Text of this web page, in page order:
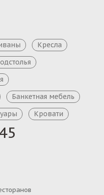
Кресла
Банкетная мебель
Кровати